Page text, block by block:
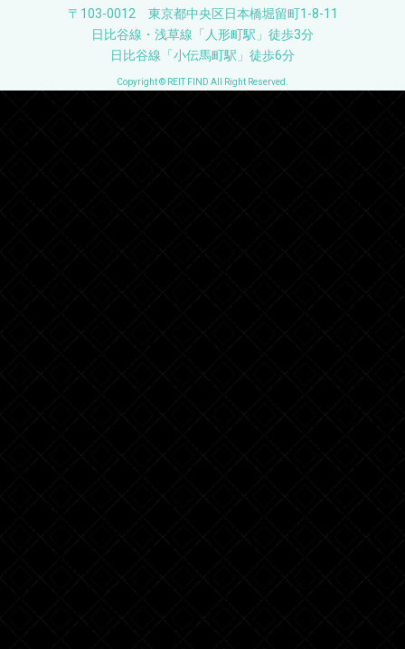
〒103-0012 東京都中央区日本橋堀留町1-8-11
日比谷線・浅草線「人形町駅」徒歩3分
日比谷線「小伝馬町駅」徒歩6分
Copyright © REIT FIND All Right Reserved.